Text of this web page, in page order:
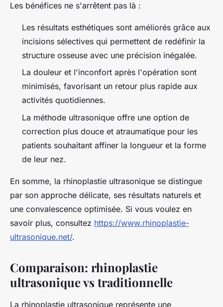
Les bénéfices ne s'arrêtent pas là :
Les résultats esthétiques sont améliorés grâce aux
incisions sélectives qui permettent de redéfinir la
structure osseuse avec une précision inégalée.
La douleur et l'inconfort après l'opération sont
minimisés, favorisant un retour plus rapide aux
activités quotidiennes.
La méthode ultrasonique offre une option de
correction plus douce et atraumatique pour les
patients souhaitant affiner la longueur et la forme
de leur nez.
En somme, la rhinoplastie ultrasonique se distingue
par son approche délicate, ses résultats naturels et
une convalescence optimisée. Si vous voulez en
savoir plus, consultez https://www.rhinoplastie-
ultrasonique.net/.
Comparaison: rhinoplastie
ultrasonique vs traditionnelle
La rhinoplastie ultrasonique représente une